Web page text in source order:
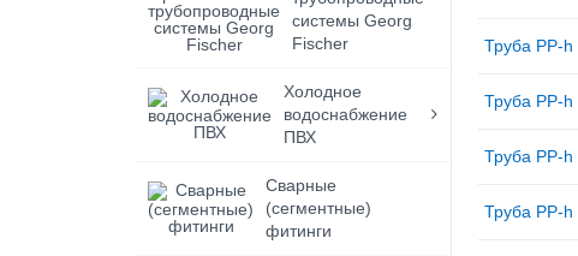
системы Georg
Fischer
Холодное
водоснабжение
ПВХ
Сварные
(сегментные)
фитинги
Труба PP-
Труба PP-
Труба PP-
Труба PP-